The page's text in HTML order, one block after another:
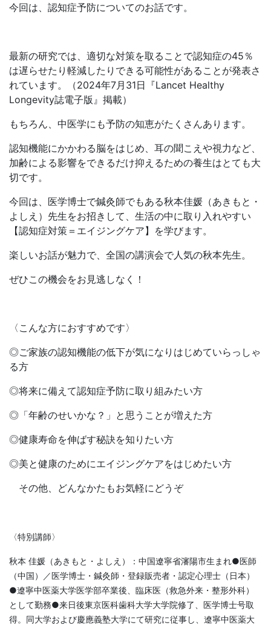
今回は、認知症予防についてのお話です。
最新の研究では、適切な対策を取ることで認知症の45％
は遅らせたり軽減したりできる可能性があることが発表さ
れています。（2024年7月31日『Lancet Healthy
Longevity誌電子版』掲載）
もちろん、中医学にも予防の知恵がたくさんあります。
認知機能にかかわる脳をはじめ、耳の聞こえや視力など、
加齢による影響をできるだけ抑えるための養生はとても大
切です。
今回は、医学博士で鍼灸師でもある秋本佳媛（あきもと・
よしえ）先生をお招きして、生活の中に取り入れやすい
【認知症対策＝エイジングケア】を学びます。
楽しいお話が魅力で、全国の講演会で人気の秋本先生。
ぜひこの機会をお見逃しなく！
〈こんな方におすすめです〉
◎ご家族の認知機能の低下が気になりはじめていらっしゃ
る方
◎将来に備えて認知症予防に取り組みたい方
◎「年齢のせいかな？」と思うことが増えた方
◎健康寿命を伸ばす秘訣を知りたい方
◎美と健康のためにエイジングケアをはじめたい方
その他、どんなかたもお気軽にどうぞ
〈特別講師〉
秋本 佳媛（あきもと・よしえ）：中国遼寧省瀋陽市生まれ●医師
（中国）／医学博士・鍼灸師・登録販売者・認定心理士（日本）
●遼寧中医薬大学医学部卒業後、臨床医（救急外来・整形外科）
として勤務●来日後東京医科歯科大学大学院修了、医学博士号取
得。同大学および慶應義塾大学にて研究に従事し、遼寧中医薬大